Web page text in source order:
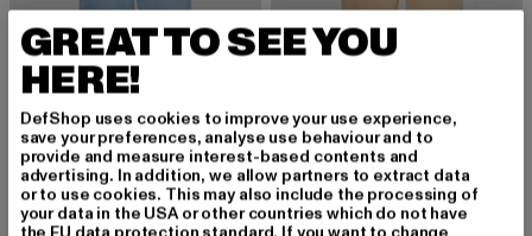
ZOO YORK ZOO YORK
GREAT TO SEE YOU
HERE!
DefShop uses cookies to improve your use experience,
save your preferences, analyse use behaviour and to
provide and measure interest-based contents and
advertising. In addition, we allow partners to extract data
or to use cookies. This may also include the processing of
your data in the USA or other countries which do not have